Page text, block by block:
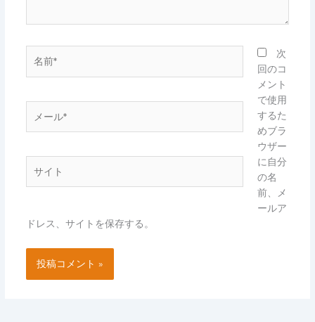
ー
*
次
回のコ
メント
で使用
するた
めブラ
ウザー
に自分
の名
前、メ
ールア
ドレス、サイトを保存する。